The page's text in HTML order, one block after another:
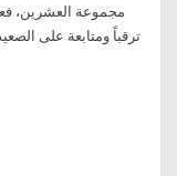
مجموعة العشرين،
ترقباً ومتابعة على